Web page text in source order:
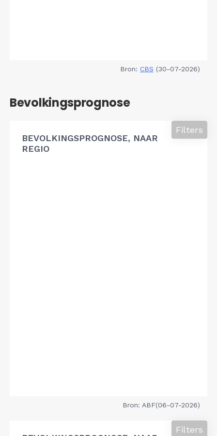
Bron: CBS (30-07-2026)
Bevolkingsprognose
BEVOLKINGSPROGNOSE, NAAR
REGIO
Filters
Bron: ABF(06-07-2026)
Filters